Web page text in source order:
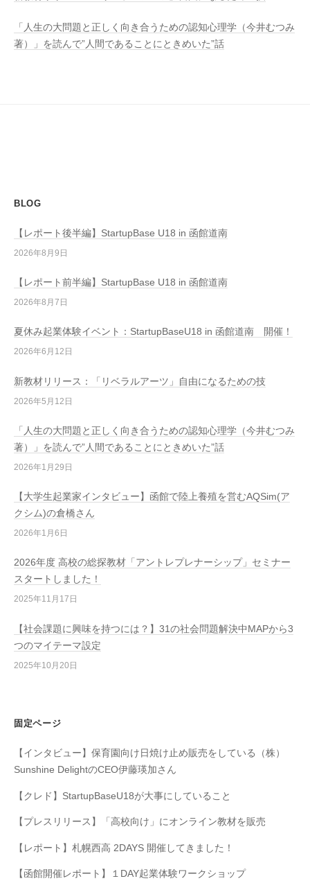
「人生の大問題と正しく向き合うための認知心理学（今井むつみ
著）」を読んで”人間であることにときめいた”話
BLOG
【レポート後半編】StartupBase U18 in 函館道南
2026年8月9日
【レポート前半編】StartupBase U18 in 函館道南
2026年8月7日
夏休み起業体験イベント：StartupBaseU18 in 函館道南 開催！
2026年6月12日
新教材リリース：「リベラルアーツ」自由になるための技
2026年5月12日
「人生の大問題と正しく向き合うための認知心理学（今井むつみ
著）」を読んで”人間であることにときめいた”話
2026年1月29日
【大学生起業家インタビュー】函館で陸上養殖を営むAQSim(ア
クシム)の倉橋さん
2026年1月6日
2026年度 高校の総探教材「アントレプレナーシップ」セミナー
スタートしました！
2025年11月17日
【社会課題に興味を持つには？】31の社会問題解決中MAPから3
つのマイテーマ設定
2025年10月20日
固定ページ
【インタビュー】保育園向け日焼け止め販売をしている（株）
Sunshine DelightのCEO伊藤瑛加さん
【クレド】StartupBaseU18が大事にしていること
【プレスリリース】「高校向け」にオンライン教材を販売
【レポート】札幌西高 2DAYS 開催してきました！
【函館開催レポート】１DAY起業体験ワークショップ